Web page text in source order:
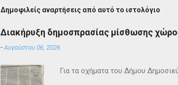
Δημοφιλείς αναρτήσεις από αυτό το ιστολόγιο
Διακήρυξη δημοσπρασίας μίσθωσης
-Αυγούστου 06, 2026
Για τα οχήματα του Δήμου